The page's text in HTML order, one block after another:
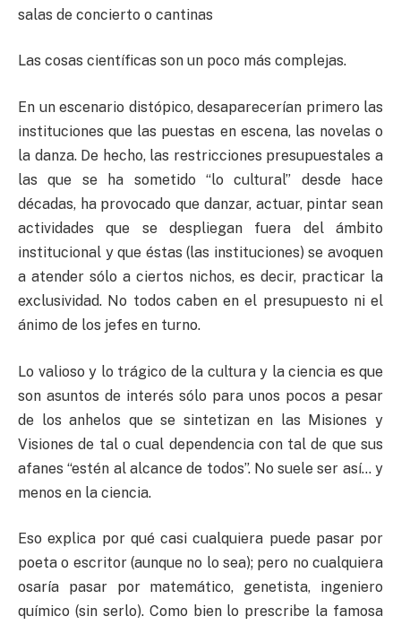
salas de concierto o cantinas
Las cosas científicas son un poco más complejas.
En un escenario distópico, desaparecerían primero las
instituciones que las puestas en escena, las novelas o
la danza. De hecho, las restricciones presupuestales a
las que se ha sometido “lo cultural” desde hace
décadas, ha provocado que danzar, actuar, pintar sean
actividades que se despliegan fuera del ámbito
institucional y que éstas (las instituciones) se avoquen
a atender sólo a ciertos nichos, es decir, practicar la
exclusividad. No todos caben en el presupuesto ni el
ánimo de los jefes en turno.
Lo valioso y lo trágico de la cultura y la ciencia es que
son asuntos de interés sólo para unos pocos a pesar
de los anhelos que se sintetizan en las Misiones y
Visiones de tal o cual dependencia con tal de que sus
afanes “estén al alcance de todos”. No suele ser así… y
menos en la ciencia.
Eso explica por qué casi cualquiera puede pasar por
poeta o escritor (aunque no lo sea); pero no cualquiera
osaría pasar por matemático, genetista, ingeniero
químico (sin serlo). Como bien lo prescribe la famosa